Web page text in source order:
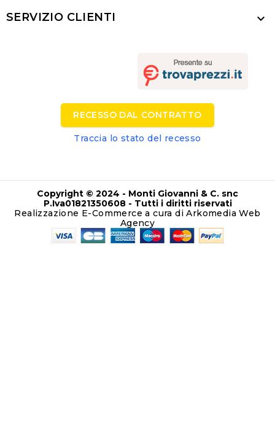
SERVIZIO CLIENTI 
RECESSO DAL CONTRATTO
Traccia lo stato del recesso
Copyright © 2024 - Monti Giovanni & C. snc
P.Iva01821350608 - Tutti i diritti riservati
Realizzazione E-Commerce a cura di ArkomediaWeb
Agency